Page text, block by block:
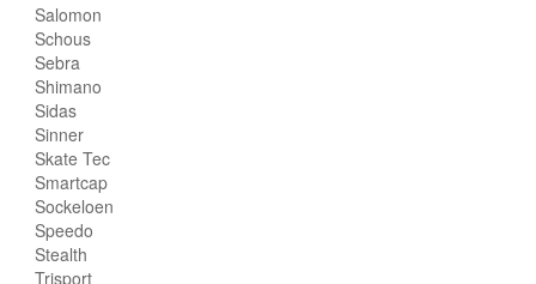
Salomon
Schous
Sebra
Shimano
Sidas
Sinner
Skate Tec
Smartcap
Sockeloen
Speedo
Stealth
Trisport